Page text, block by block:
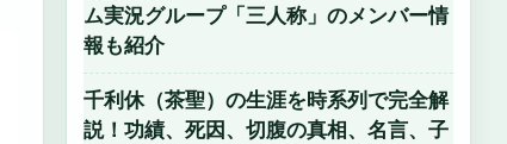
ム実況グループ「三人称」のメンバー情
報も紹介
千利休（茶聖）の生涯を時系列で完全解
説！功績、死因、切腹の真相、名言、子